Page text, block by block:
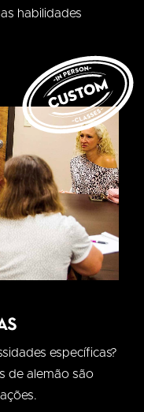
habilidades
específicas?
de alemão são